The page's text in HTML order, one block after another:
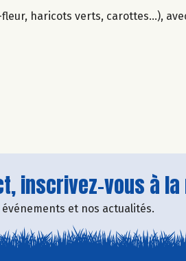
haricots verts, carottes...),
inscrivez-vous à
et nos actualités.